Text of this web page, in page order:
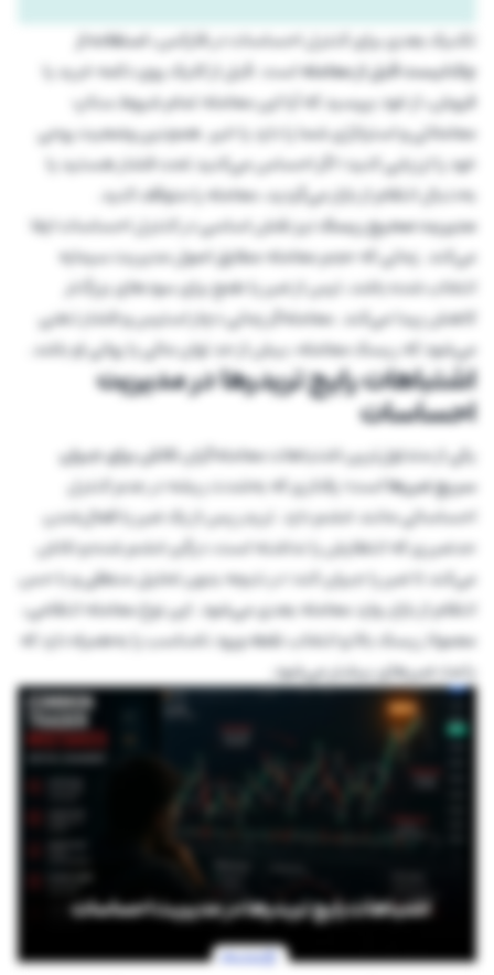
تکنیک بعدی برای کنترل احساسات در فارکس، استفاده از
چک‌لیست قبل از معاملهاست. قبل از کلیک روی دکمه خرید یا
فروش، از خود بپرسید که آیا این معامله تمام شروط ستاپ
معاملاتی و استراتژی شما را دارد یا خیر. همچنین وضعیت روحی
خود را ارزیابی کنید؛ اگر احساس می‌کنید تحت فشار هستید یا
به‌دنبال انتقام از بازار می‌گردید، معامله را متوقف کنید.
مدیریت صحیح ریسکنیز نقش اساسی در کنترل احساسات ایفا
می‌کند. زمانی که حجم معامله مطابق اصول مدیریت سرمایه
انتخاب شده باشد، ترس از ضرر یا طمع برای سودهای بزرگ‌تر
کاهش پیدا می‌کند. معامله‌گر زمانی دچار استرس و فشار ذهنی
می‌شود که ریسک معامله، بیش از حد توان مالی یا روانی او باشد.
اشتباهات رایج تریدرها در مدیریت
احساسات
یکی از متداول‌ترین اشتباهات معامله‌گرانتلاش برای جبران
سریع ضررهااست؛ رفتاری که به‌شدت ریشه در عدم کنترل
احساساتی مانند خشم دارد. تریدر پس از یک ضرر یا فعال‌شدن
حدضرری که انتظارش را نداشته است، درگیر خشم شده و تلاش
می‌کند تا ضرر را جبران کند؛ در نتیجه بدون تحلیل منطقی و با حس
انتقام از بازار، وارد معامله بعدی می‌شود. این نوع معامله انتقامی،
معمولا ریسک بالا و انتخاب نقطه ورود نامناسب را به‌همراه دارد که
باعث ضررهای بیشتر می‌شود.